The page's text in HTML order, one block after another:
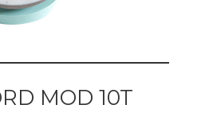
MOD 10T